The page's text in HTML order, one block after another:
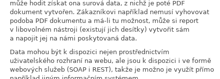
může hodit získat ona surová data, z nichž je poté PDF
dokument vytvořen. Zákazníkovi například nemusí vyhovovat
podoba PDF dokumentu a má-li tu možnost, může si report
v libovolném nástroji (existují jich desítky) vytvořit sám
a napojit jej na námi poskytovaná data.
Data mohou být k dispozici nejen prostřednictvím
uživatelského rozhraní na webu, ale jsou k dispozici i ve formě
webových služeb (SOAP i REST), takže je možno je využít přímo